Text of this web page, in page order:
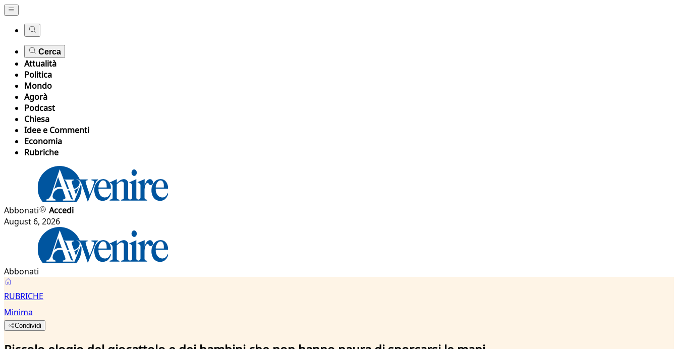
Cerca
Attualità
Politica
Mondo
Agorà
Podcast
Chiesa
Idee e Commenti
Economia
Rubriche
Abbonati
Accedi
August 6, 2026
Abbonati
RUBRICHE
Minima
Condividi